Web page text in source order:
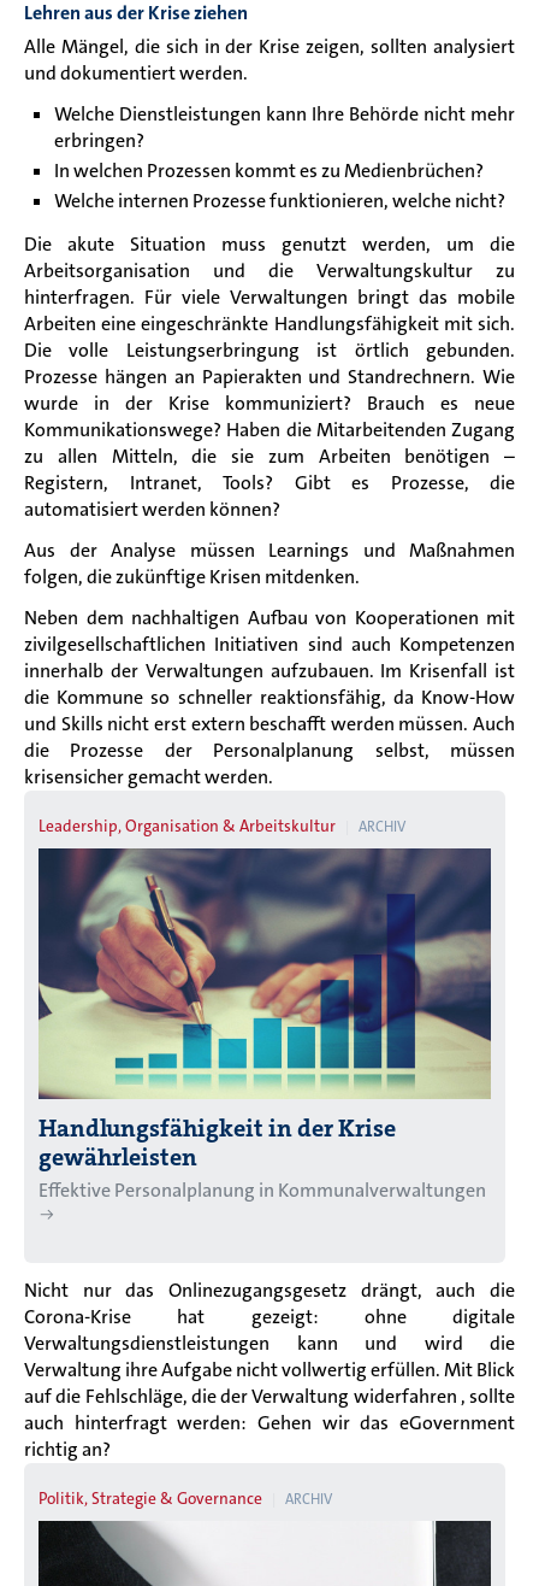
Lehren aus der Krise ziehen
Alle Mängel, die sich in der Krise zeigen, sollten analysiert
und dokumentiert werden.
Welche Dienstleistungen kann Ihre Behörde nicht mehr
erbringen?
In welchen Prozessen kommt es zu Medienbrüchen?
Welche internen Prozesse funktionieren, welche nicht?
Die akute Situation muss genutzt werden, um die
Arbeitsorganisation und die Verwaltungskultur zu
hinterfragen. Für viele Verwaltungen bringt das mobile
Arbeiten eine eingeschränkte Handlungsfähigkeit mit sich.
Die volle Leistungserbringung ist örtlich gebunden.
Prozesse hängen an Papierakten und Standrechnern. Wie
wurde in der Krise kommuniziert? Brauch es neue
Kommunikationswege? Haben die Mitarbeitenden Zugang
zu allen Mitteln, die sie zum Arbeiten benötigen –
Registern, Intranet, Tools? Gibt es Prozesse, die
automatisiert werden können?
Aus der Analyse müssen Learnings und Maßnahmen
folgen, die zukünftige Krisen mitdenken.
Neben dem nachhaltigen Aufbau von Kooperationen mit
zivilgesellschaftlichen Initiativen sind auch Kompetenzen
innerhalb der Verwaltungen aufzubauen. Im Krisenfall ist
die Kommune so schneller reaktionsfähig, da Know-How
und Skills nicht erst extern beschafft werden müssen. Auch
die Prozesse der Personalplanung selbst, müssen
krisensicher gemacht werden.
Leadership, Organisation & Arbeitskultur ARCHIV
Handlungsfähigkeit in der Krise
gewährleisten
Effektive Personalplanung in Kommunalverwaltungen
Nicht nur das Onlinezugangsgesetz drängt, auch die
Corona-Krise hat gezeigt: ohne digitale
Verwaltungsdienstleistungen kann und wird die
Verwaltung ihre Aufgabe nicht vollwertig erfüllen. Mit Blick
auf die Fehlschläge, die der Verwaltung widerfahren , sollte
auch hinterfragt werden: Gehen wir das eGovernment
richtig an?
Politik, Strategie & Governance ARCHIV